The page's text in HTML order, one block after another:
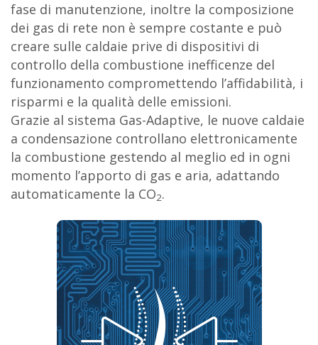
fase di manutenzione, inoltre la composizione
dei gas di rete non è sempre costante e può
creare sulle caldaie prive di dispositivi di
controllo della combustione inefficenze del
funzionamento compromettendo l’affidabilità, i
risparmi e la qualità delle emissioni.
Grazie al sistema Gas-Adaptive, le nuove caldaie
a condensazione controllano elettronicamente
la combustione gestendo al meglio ed in ogni
momento l’apporto di gas e aria, adattando
automaticamente la CO2.